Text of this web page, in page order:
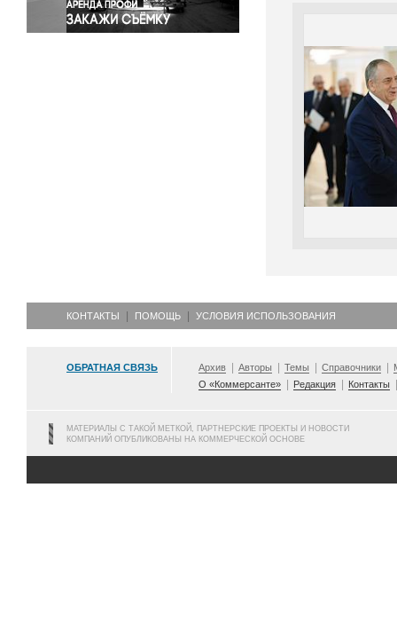
КОНТАКТЫ ПОМОЩЬ УСЛОВИЯ ИСПОЛЬЗОВАНИЯ
ОБРАТНАЯ СВЯЗЬ Архив Авторы Темы Справочники
О «Коммерсанте»
Редакция Контакты
МАТЕРИАЛЫ С ТАКОЙ МЕТКОЙ, ПАРТНЕРСКИЕ ПРОЕКТЫ И НОВОСТИ
КОМПАНИЙ ОПУБЛИКОВАНЫ НА КОММЕРЧЕСКОЙ ОСНОВЕ